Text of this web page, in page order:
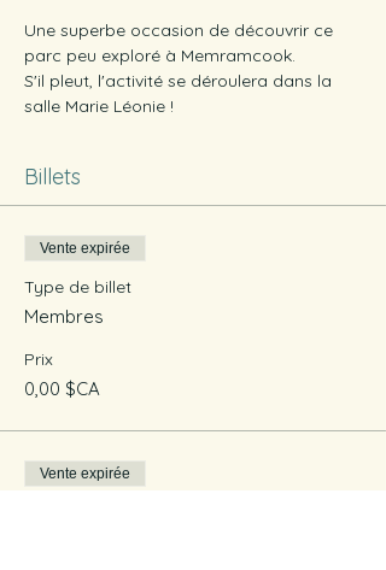
Une superbe occasion de découvrir ce
parc peu exploré à Memramcook.
S'il pleut, l'activité se déroulera dans la
salle Marie Léonie !
Billets
Vente expirée
Type de billet
Membres
Prix
0,00 $CA
Vente expirée